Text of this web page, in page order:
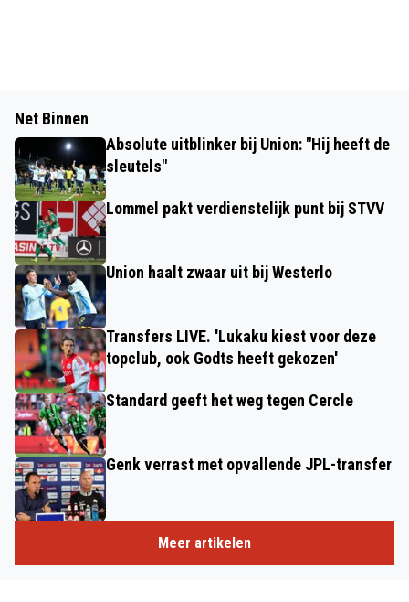
Net Binnen
Absolute uitblinker bij Union: "Hij heeft de
sleutels"
Lommel pakt verdienstelijk punt bij STVV
Union haalt zwaar uit bij Westerlo
Transfers LIVE. 'Lukaku kiest voor deze
topclub, ook Godts heeft gekozen'
Standard geeft het weg tegen Cercle
Genk verrast met opvallende JPL-transfer
Meer artikelen